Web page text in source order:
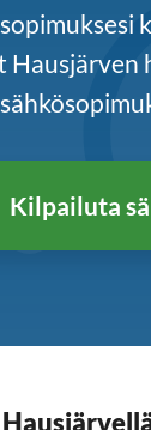
Hausjärven
Kilpailuta